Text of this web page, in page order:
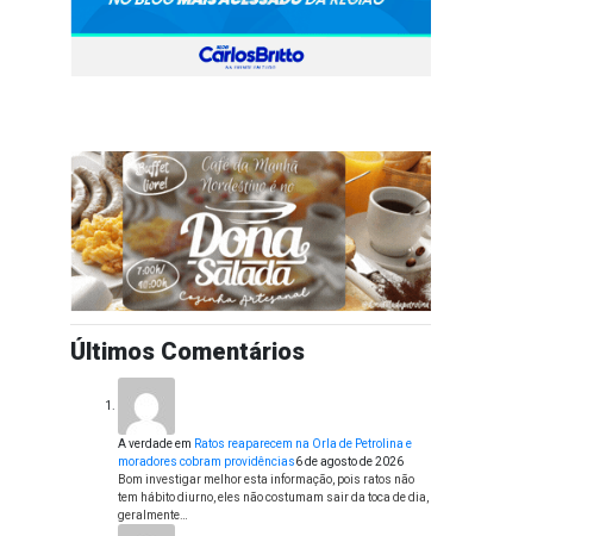
Últimos Comentários
A verdadeem Ratos reaparecem na Orla de Petrolina e
moradores cobram providências6 de agosto de 2026
Bom investigar melhor esta informação, pois ratos não
tem hábito diurno, eles não costumam sair da toca de dia,
geralmente…